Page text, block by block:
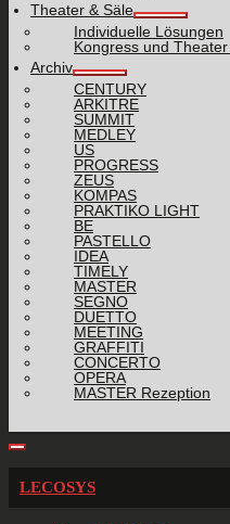
Theater & Säle
Individuelle Lösungen
Kongress und
Archiv
CENTURY
ARKITRE
SUMMIT
MEDLEY
US
PROGRESS
ZEUS
KOMPAS
PRAKTIKO LIGHT
BE
PASTELLO
IDEA
TIMELY
MASTER
SEGNO
DUETTO
MEETING
GRAFFITI
CONCERTO
OPERA
MASTER Rezeption
LECOSYS